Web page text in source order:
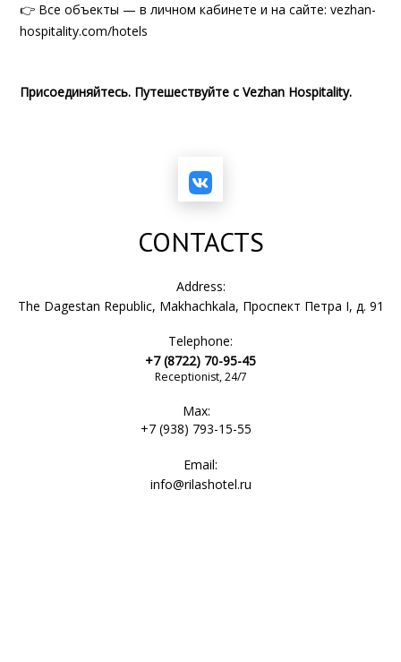
👉 Все объекты — в личном кабинете и на сайте:vezhan-
hospitality.com/hotels
Присоединяйтесь. Путешествуйте с Vezhan Hospitality.
CONTACTS
Address:
The Dagestan Republic, Makhachkala, Проспект Петра I, д. 91
Telephone:
+7 (8722) 70-95-45
Receptionist, 24/7
Max:
+7 (938) 793-15-55
Email:
info@rilashotel.ru